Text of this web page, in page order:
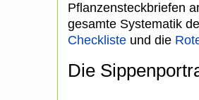
Pflanzensteckbriefen
gesamte Systematik
Checkliste und die
Die